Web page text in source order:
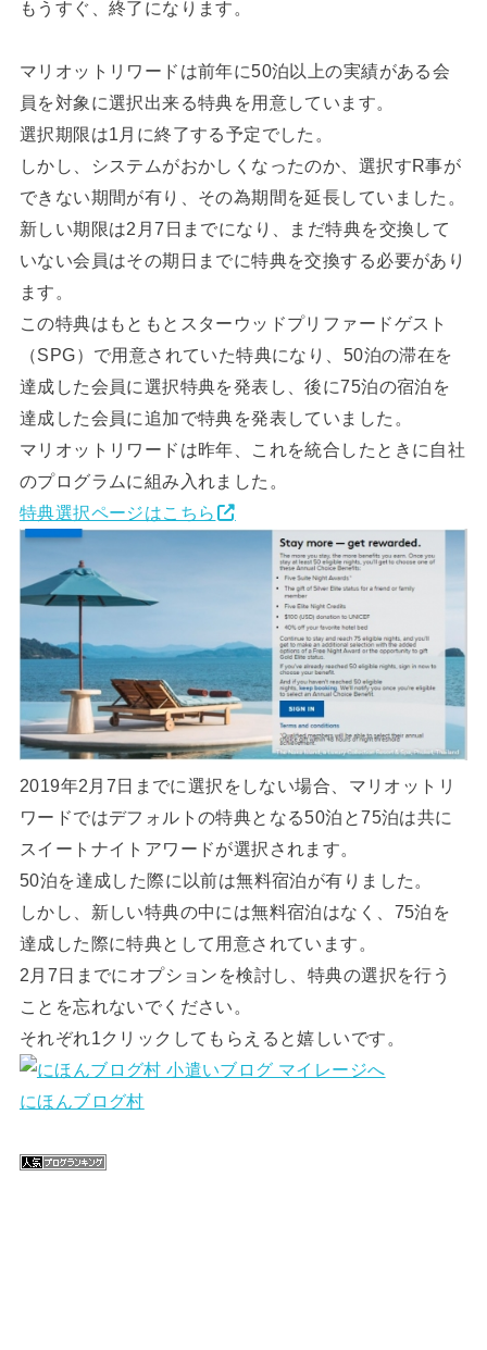
もうすぐ、終了になります。
マリオットリワードは前年に50泊以上の実績がある会
員を対象に選択出来る特典を用意しています。
選択期限は1月に終了する予定でした。
しかし、システムがおかしくなったのか、選択すR事が
できない期間が有り、その為期間を延長していました。
新しい期限は2月7日までになり、まだ特典を交換して
いない会員はその期日までに特典を交換する必要があり
ます。
この特典はもともとスターウッドプリファードゲスト
（SPG）で用意されていた特典になり、50泊の滞在を
達成した会員に選択特典を発表し、後に75泊の宿泊を
達成した会員に追加で特典を発表していました。
マリオットリワードは昨年、これを統合したときに自社
のプログラムに組み入れました。
特典選択ページはこちら
2019年2月7日までに選択をしない場合、マリオットリ
ワードではデフォルトの特典となる50泊と75泊は共に
スイートナイトアワードが選択されます。
50泊を達成した際に以前は無料宿泊が有りました。
しかし、新しい特典の中には無料宿泊はなく、75泊を
達成した際に特典として用意されています。
2月7日までにオプションを検討し、特典の選択を行う
ことを忘れないでください。
それぞれ1クリックしてもらえると嬉しいです。
にほんブログ村